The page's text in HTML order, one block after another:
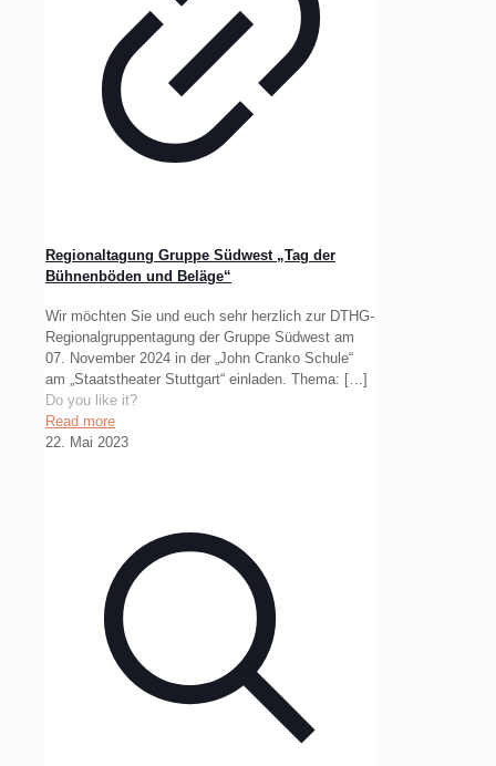
Regionaltagung Gruppe Südwest „Tag der
Bühnenböden und Beläge“
Wir möchten Sie und euch sehr herzlich zur DTHG-
Regionalgruppentagung der Gruppe Südwest am
07. November 2024 in der „John Cranko Schule“
am „Staatstheater Stuttgart“ einladen. Thema: […]
Do you like it?
Read more
22. Mai 2023